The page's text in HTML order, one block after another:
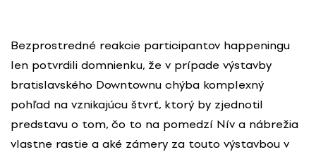
Bezprostredné reakcie participantov happeningu
len potvrdili domnienku, že v prípade výstavby
bratislavského Downtownu chýba komplexný
pohľad na vznikajúcu štvrť, ktorý by zjednotil
predstavu o tom, čo to na pomedzí Nív a nábrežia
vlastne rastie a aké zámery za touto výstavbou v